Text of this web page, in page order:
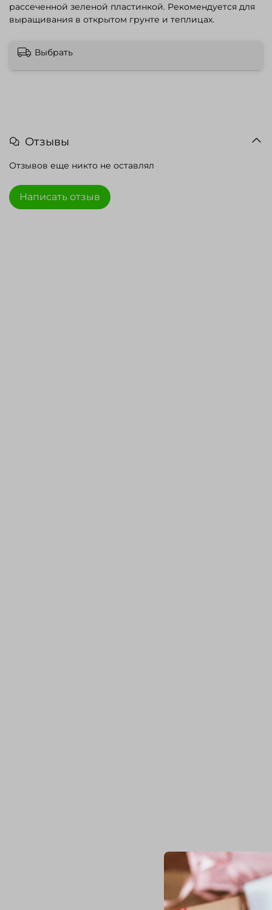
рассеченной зеленой пластинкой. Рекомендуется для
выращивания в открытом грунте и теплицах.
Выбрать
Отзывы
Отзывов еще никто не оставлял
Написать отзыв